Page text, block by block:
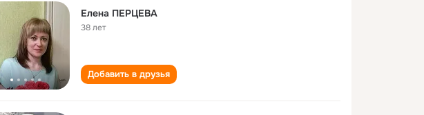
Елена ПЕРЦЕВА
38 лет
Добавить в друзья